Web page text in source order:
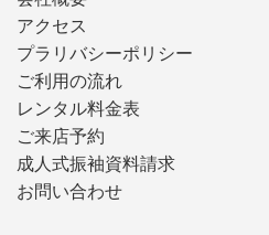
アクセス
プラリバシーポリシー
ご利用の流れ
レンタル料金表
ご来店予約
成人式振袖資料請求
お問い合わせ